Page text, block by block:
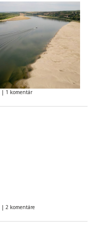
| 1 komentár
| 2 komentáre